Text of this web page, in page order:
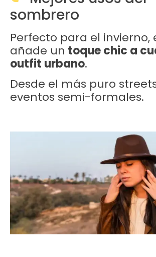
sombrero
Perfecto para el invierno,
añade un toque chic a
outfit urbano.
Desde el más puro
eventos semi-formales.